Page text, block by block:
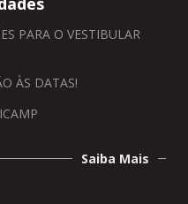
PARA O VESTIBULAR
ÀS DATAS!
Saiba Mais